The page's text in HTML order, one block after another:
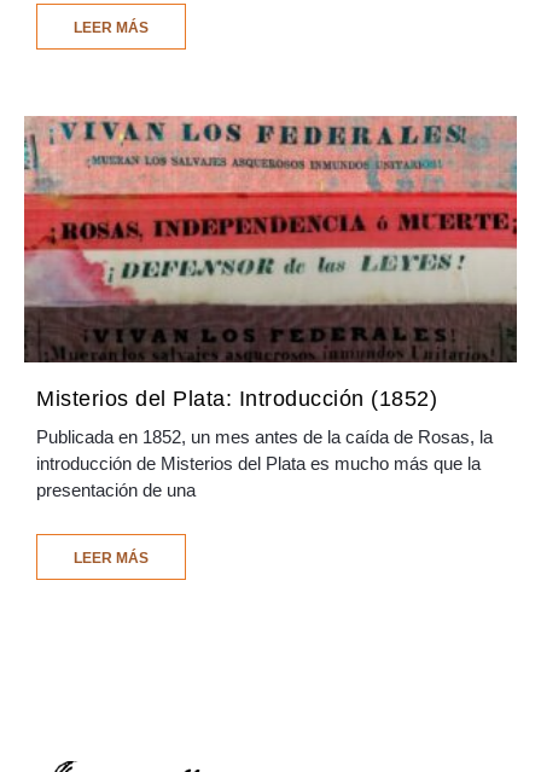
LEER MÁS
Misterios del Plata: Introducción (1852)
Publicada en 1852, un mes antes de la caída de Rosas, la
introducción de Misterios del Plata es mucho más que la
presentación de una
LEER MÁS